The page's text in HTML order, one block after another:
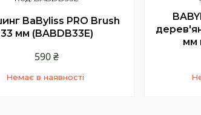
BaByliss PRO Brush
33 мм (BABDB33E)
590 ₴
Немає в наявності
мм